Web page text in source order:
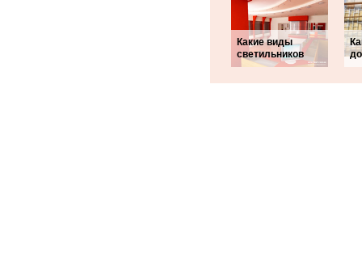
Какие виды
светильников